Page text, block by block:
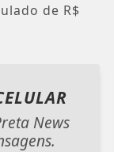
de R$
News